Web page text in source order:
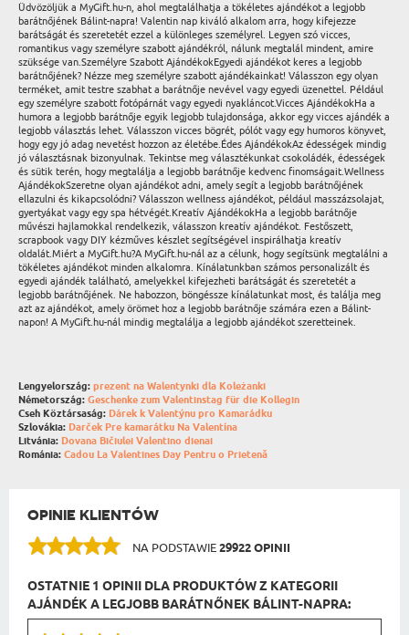
Üdvözöljük a MyGift.hu-n, ahol megtalálhatja a tökéletes ajándékot a legjobb
barátnőjének Bálint-napra! Valentin nap kiváló alkalom arra, hogy kifejezze
barátságát és szeretetét ezzel a különleges személyrel. Legyen szó vicces,
romantikus vagy személyre szabott ajándékról, nálunk megtalál mindent, amire
szüksége van.Személyre Szabott AjándékokEgyedi ajándékot keres a legjobb
barátnőjének? Nézze meg személyre szabott ajándékainkat! Válasszon egy olyan
terméket, amit testre szabhat a barátnője nevével vagy egyedi üzenettel. Például
egy személyre szabott fotópárnát vagy egyedi nyakláncot.Vicces AjándékokHa a
humora a legjobb barátnője egyik legjobb tulajdonsága, akkor egy vicces ajándék a
legjobb választás lehet. Válasszon vicces bögrét, pólót vagy egy humoros könyvet,
hogy egy jó adag nevetést hozzon az életébe.Édes AjándékokAz édességek mindig
jó választásnak bizonyulnak. Tekintse meg választékunkat csokoládék, édességek
és sütik terén, hogy megtalálja a legjobb barátnője kedvenc finomságait.Wellness
AjándékokSzeretne olyan ajándékot adni, amely segít a legjobb barátnőjének
ellazulni és kikapcsolódni? Válasszon wellness ajándékot, például masszázsolajat,
gyertyákat vagy egy spa hétvégét.Kreatív AjándékokHa a legjobb barátnője
művészi hajlamokkal rendelkezik, válasszon kreatív ajándékot. Festőszett,
scrapbook vagy DIY kézműves készlet segítségével inspirálhatja kreatív
oldalát.Miért a MyGift.hu?A MyGift.hu-nál az a célunk, hogy segítsünk megtalálni a
tökéletes ajándékot minden alkalomra. Kínálatunkban számos personalizált és
egyedi ajándék található, amelyekkel kifejezheti barátságát és szeretetét a
legjobb barátnőjének. Ne habozzon, böngéssze kínálatunkat most, és találja meg
azt az ajándékot, amely örömet hoz a legjobb barátnője számára ezen a Bálint-
napon! A MyGift.hu-nál mindig megtalálja a legjobb ajándékot szeretteinek.
Lengyelország: prezent na Walentynki dla Koleżanki
Németország: Geschenke zum Valentinstag für die Kollegin
Cseh Köztársaság: Dárek k Valentýnu pro Kamarádku
Szlovákia: Darček Pre kamarátku Na Valentína
Litvánia: Dovana Bičiulei Valentino dienai
Románia: Cadou La Valentines Day Pentru o Prietenă
OPINIE KLIENTÓW
NA PODSTAWIE29922 OPINII
OSTATNIE 1 OPINII DLA PRODUKTÓW Z KATEGORII
AJÁNDÉK A LEGJOBB BARÁTNŐNEK BÁLINT-NAPRA: